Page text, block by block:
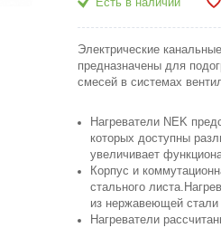
Есть в наличии
Электрические
предназначены для
смесей в системах
Нагреватели NEK
которых доступны
увеличивает
Корпус и
стального
из нержавеющей
Нагреватели